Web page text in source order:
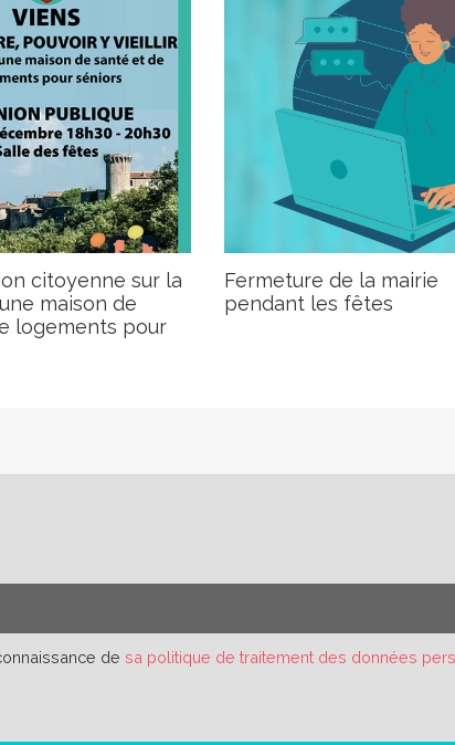
citoyenne sur la
maison de
logements pour
Fermeture de la mairie
pendant les fêtes
de sa politique de traitement des données